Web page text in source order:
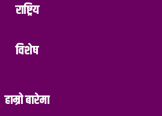
राष्ट्रिय
विशेष
हाम्रो बारेमा